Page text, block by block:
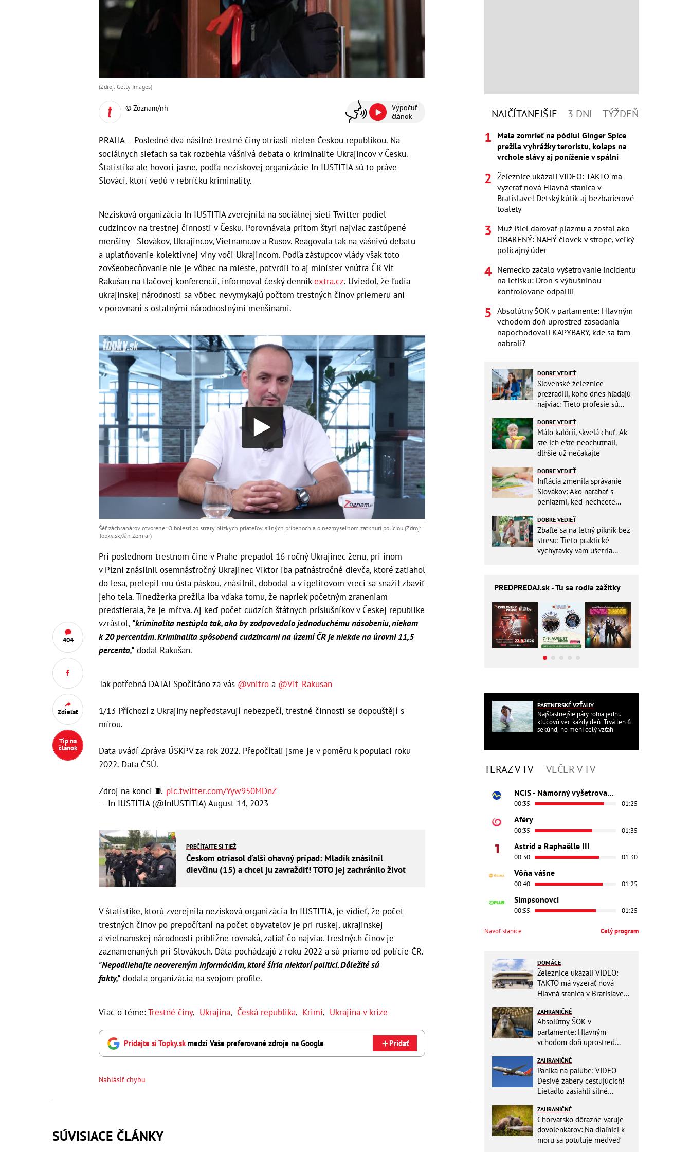
404
Zdieľať
Tip na
článok
(Zdroj: Getty Images)
© Zoznam/nh
Vypočuť
článok
PRAHA – Posledné dva násilné trestné činy otriasli nielen Českou republikou. Na
sociálnych sieťach sa tak rozbehla vášnivá debata o kriminalite Ukrajincov v Česku.
Štatistika ale hovorí jasne, podľa neziskovej organizácie In IUSTITIA sú to práve
Slováci, ktorí vedú v rebríčku kriminality.
Nezisková organizácia In IUSTITIA zverejnila na sociálnej sieti Twitter podiel
cudzincov na trestnej činnosti v Česku. Porovnávala pritom štyri najviac zastúpené
menšiny - Slovákov, Ukrajincov, Vietnamcov a Rusov. Reagovala tak na vášnivú debatu
a uplatňovanie kolektívnej viny voči Ukrajincom. Podľa zástupcov vlády však toto
zovšeobecňovanie nie je vôbec na mieste, potvrdil to aj minister vnútra ČR Vít
Rakušan na tlačovej konferencii, informoval český denníkextra.cz. Uviedol, že ľudia
ukrajinskej národnosti sa vôbec nevymykajú počtom trestných činov priemeru ani
v porovnaní s ostatnými národnostnými menšinami.
Šéf záchranárov otvorene: O bolesti zo straty blízkych priateľov, silných príbehoch a o nezmyselnom zatknutí políciou (Zdroj:
Topky.sk/Ján Zemiar)
Pri poslednom trestnom čine v Prahe prepadol 16-ročný Ukrajinec ženu, pri inom
v Plzni znásilnil osemnásťročný Ukrajinec Viktor iba päťnásťročné dievča, ktoré zatiahol
do lesa, prelepil mu ústa páskou, znásilnil, dobodal a v igelitovom vreci sa snažil zbaviť
jeho tela. Tínedžerka prežila iba vďaka tomu, že napriek početným zraneniam
predstierala, že je mŕtva. Aj keď počet cudzích štátnych príslušníkov v Českej republike
vzrástol, "kriminalita nestúpla tak, ako by zodpovedalo jednoduchému násobeniu, niekam
k 20 percentám. Kriminalita spôsobená cudzincami na území ČR je niekde na úrovni 11,5
percenta," dodal Rakušan.
Tak potřebná DATA! Spočítáno za vás @vnitro a @Vit_Rakusan
1/13 Příchozí z Ukrajiny nepředstavují nebezpečí, trestné činnosti se dopouštějí s
mírou.
Data uvádí Zpráva ÚSKPV za rok 2022. Přepočítali jsme je v poměru k populaci roku
2022. Data ČSÚ.
Zdroj na konci 🧵 pic.twitter.com/Yyw950MDnZ
— In IUSTITIA (@InIUSTITIA) August 14, 2023
PREČÍTAJTE SI TIEŽ
Českom otriasol ďalší ohavný prípad: Mladík znásilnil
dievčinu (15) a chcel ju zavraždiť! TOTO jej zachránilo život
V štatistike, ktorú zverejnila nezisková organizácia In IUSTITIA, je vidieť, že počet
trestných činov po prepočítaní na počet obyvateľov je pri ruskej, ukrajinskej
a vietnamskej národnosti približne rovnaká, zatiaľ čo najviac trestných činov je
zaznamenaných pri Slovákoch. Dáta pochádzajú z roku 2022 a sú priamo od polície ČR.
"Nepodliehajte neovereným informáciám, ktoré šíria niektorí politici. Dôležité sú
fakty," dodala organizácia na svojom profile.
Viac o téme:Trestné činy, Ukrajina, Česká republika, Krimi, Ukrajina v kríze
Pridajte si Topky.sk medzi Vaše preferované zdroje na Google Pridať
Nahlásiť chybu
SÚVISIACE ČLÁNKY
NAJČÍTANEJŠIE 3 DNI TÝŽDEŇ
Mala zomrieť na pódiu! Ginger Spice
prežila vyhrážky teroristu, kolaps na
vrchole slávy aj poníženie v spálni
Železnice ukázali VIDEO: TAKTO má
vyzerať nová Hlavná stanica v
Bratislave! Detský kútik aj bezbarierové
toalety
Muž išiel darovať plazmu a zostal ako
OBARENÝ: NAHÝ človek v strope, veľký
policajný úder
Nemecko začalo vyšetrovanie incidentu
na letisku: Dron s výbušninou
kontrolovane odpálili
Absolútny ŠOK v parlamente: Hlavným
vchodom doň uprostred zasadania
napochodovali KAPYBARY, kde sa tam
nabrali?
DOBRE VEDIEŤ
Slovenské železnice
prezradili, koho dnes hľadajú
najviac: Tieto profesie sú
DOBRE VEDIEŤ
Málo kalórií, skvelá chuť. Ak
ste ich ešte neochutnali,
dlhšie už nečakajte
DOBRE VEDIEŤ
Inflácia zmenila správanie
Slovákov: Ako narábať s
peniazmi, keď nechcete
DOBRE VEDIEŤ
Zbaľte sa na letný piknik bez
stresu: Tieto praktické
vychytávky vám ušetria
PREDPREDAJ.sk - Tu sa rodia zážitky
PARTNERSKÉ VZŤAHY
Najšťastnejšie páry robia jednu
kľúčovú vec každý deň: Trvá len 6
sekúnd, no mení celý vzťah
TERAZ V TV VEČER V TV
NCIS - Námorný vyšetrovací úrad
00:35 01:25
Aféry
00:35 01:35
Astrid a Raphaëlle III
00:30 01:30
Vôňa vášne
00:40 01:25
Simpsonovci
00:55 01:25
Navoľ stanice Celý program
DOMÁCE
Železnice ukázali VIDEO:
TAKTO má vyzerať nová
Hlavná stanica v Bratislave!
toalety
ZAHRANIČNÉ
Absolútny ŠOK v
parlamente: Hlavným
vchodom doň uprostred
KAPYBARY, kde sa tam
nabrali?
ZAHRANIČNÉ
Panika na palube: VIDEO
Desivé zábery cestujúcich!
Lietadlo zasiahli silné
ZAHRANIČNÉ
Chorvátsko dôrazne varuje
dovolenkárov: Na diaľnici k
moru sa potuluje medveď